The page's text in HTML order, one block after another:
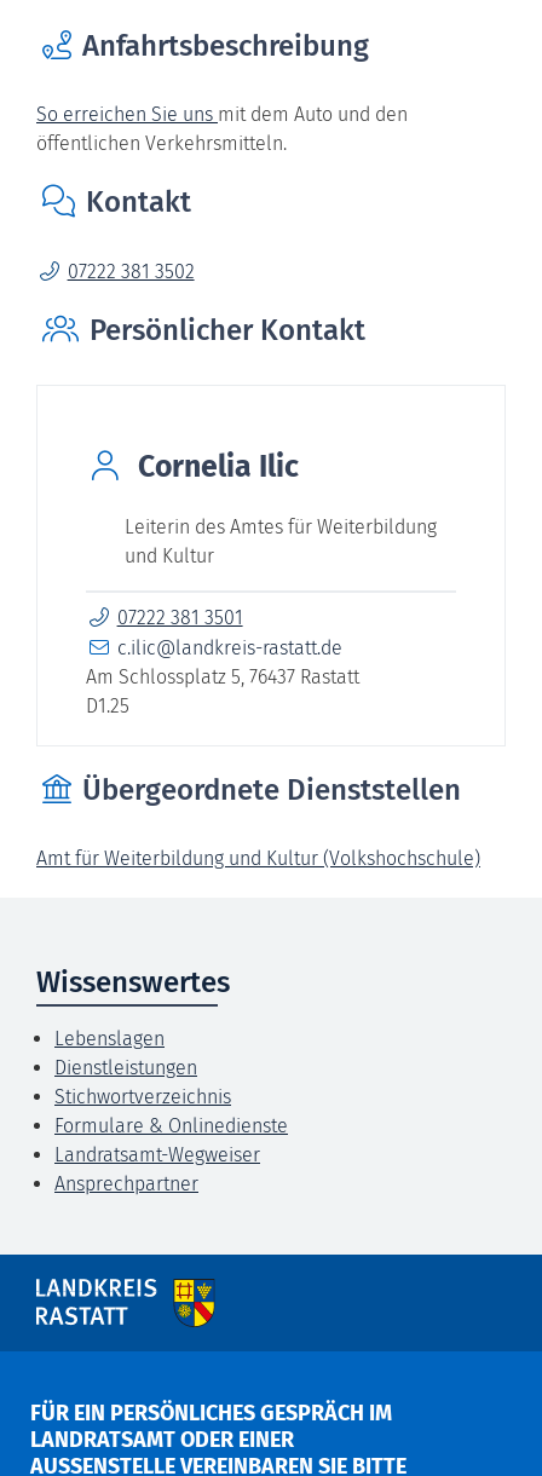
Anfahrtsbeschreibung
So erreichen Sie uns mit dem Auto und den
öffentlichen Verkehrsmitteln.
Kontakt
07222 381 3502
Persönlicher Kontakt
Cornelia Ilic
Leiterin des Amtes für Weiterbildung
und Kultur
07222 381 3501
c.ilic@landkreis-rastatt.de
Am Schlossplatz 5, 76437 Rastatt
D1.25
Übergeordnete Dienststellen
Amt für Weiterbildung und Kultur (Volkshochschule)
Wissenswertes
Lebenslagen
Dienstleistungen
Stichwortverzeichnis
Formulare & Onlinedienste
Landratsamt-Wegweiser
Ansprechpartner
FÜR EIN PERSÖNLICHES GESPRÄCH IM
LANDRATSAMT ODER EINER
AUSSENSTELLE VEREINBAREN SIE BITTE V